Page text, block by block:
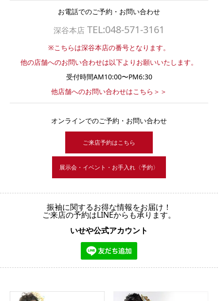
お電話でのご予約・お問い合わせ
深谷本店 TEL:048-571-3161
※こちらは深谷本店の番号となります。
他の店舗へのお問い合わせは以下よりお願いいたします。
受付時間AM10:00〜PM6:30
他店舗へのお問い合わせはこちら＞＞
オンラインでのご予約・お問い合わせ
ご来店予約はこちら
展示会・イベント・お手入れ〈予約〉
振袖に関するお得な情報をお届け！
ご来店の予約はLINEからも承ります。
いせや公式アカウント